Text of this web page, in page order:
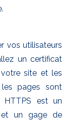
vos utilisateurs
un certificat
site et les
les pages sont
HTTPS est un
et un gage de